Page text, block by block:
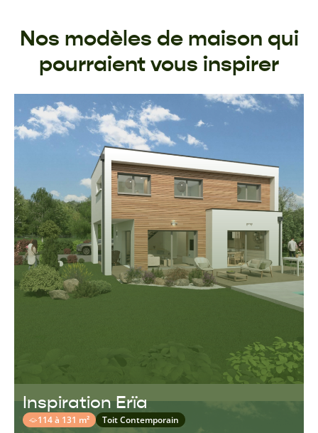
Nos modèles de maison qui
pourraient vous inspirer
Inspiration Erïa
114 à 131 m² Toit Contemporain